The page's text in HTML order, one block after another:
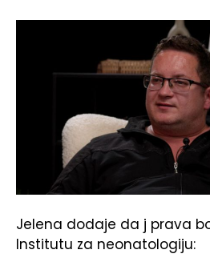
Jelena dodaje da j prava
Institutu za neonatologiju: